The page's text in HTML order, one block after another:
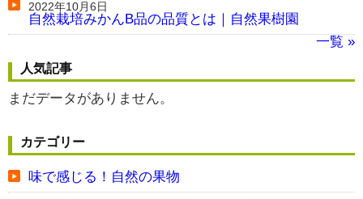
2022年10月6日
自然栽培みかんB品の品質とは｜自然果樹園
一覧 »
人気記事
まだデータがありません。
カテゴリー
味で感じる！自然の果物